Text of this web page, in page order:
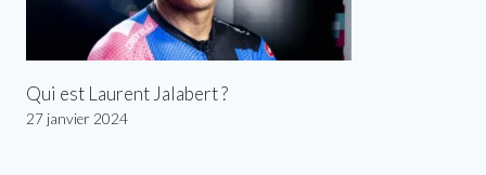
Qui est Laurent Jalabert ?
27 janvier 2024